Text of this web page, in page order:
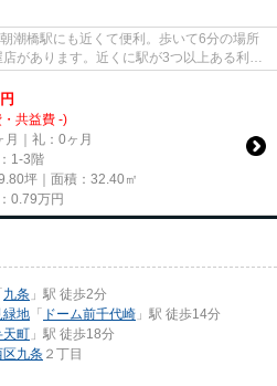
潮橋駅にも近くて便利。歩いて6分の場所
があります。近くに駅が3つ以上ある利便
円
共益費 -)
月｜礼：0ヶ月
1-3階
坪｜面積：32.40㎡
0.79万円
九条 」駅 徒歩2分
緑地 「 ドーム前千代崎 」駅 徒歩14分
天町 」駅 徒歩18分
区九条 ２丁目